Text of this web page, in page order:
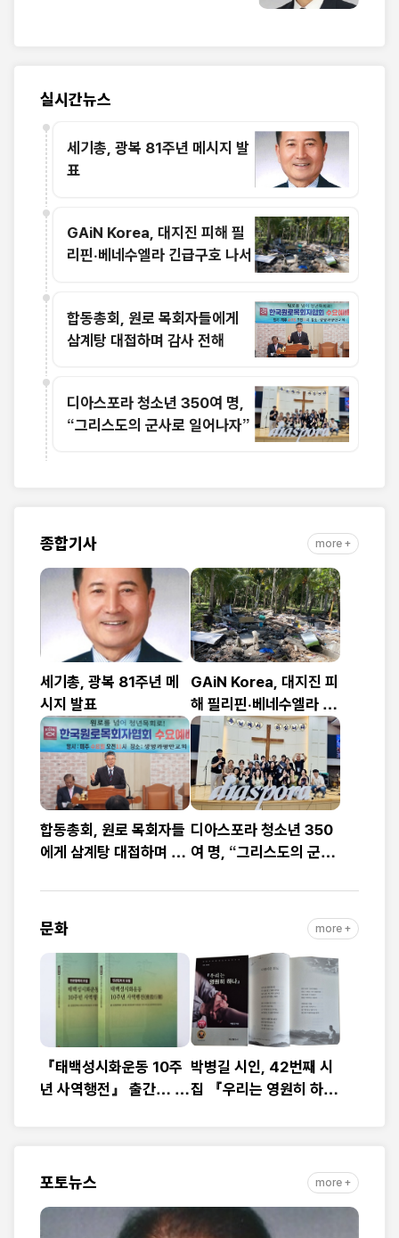
실시간뉴스
세기총, 광복 81주년 메시지 발
표
GAiN Korea, 대지진 피해 필
리핀·베네수엘라 긴급구호 나서
합동총회, 원로 목회자들에게
삼계탕 대접하며 감사 전해
디아스포라 청소년 350여 명,
“그리스도의 군사로 일어나자”
종합기사 more +
세기총, 광복 81주년 메
시지 발표
GAiN Korea, 대지진 피
해 필리핀·베네수엘라 긴
급구호 나서
합동총회, 원로 목회자들
에게 삼계탕 대접하며 감
디아스포라 청소년 350
여 명, “그리스도의 군사
문화 more +
『태백성시화운동 10주
년 사역행전』 출간… 교
박병길 시인, 42번째 시
집 『우리는 영원히 하
포토뉴스 more +